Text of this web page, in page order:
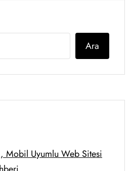
Ara
Mobil Uyumlu Web Sitesi